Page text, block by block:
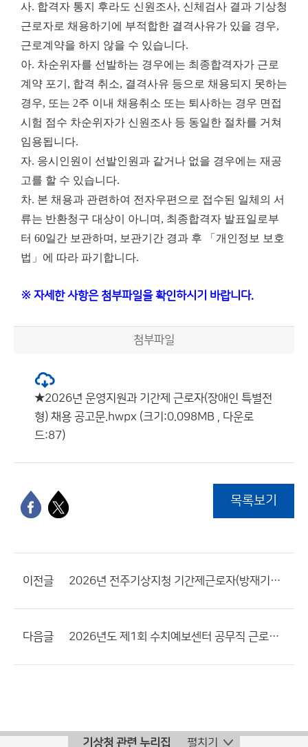
사. 합격자 통지 후라도 신원조사, 신체검사 결과 기상청
근로자로 채용하기에 부적합한 결격사유가 있을 경우,
근로계약을 하지 않을 수 있습니다.
아. 차순위자를 선발하는 경우에는 최종합격자가 근로
계약 포기, 합격 취소, 결격사유 등으로 채용되지 못하는
경우, 또는 2주 이내 채용취소 또는 퇴사하는 경우 면접
시험 점수 차순위자가 신원조사 등 동일한 절차를 거쳐
임용됩니다.
자. 응시인원이 선발인원과 같거나 없을 경우에는 재공
고를 할 수 있습니다.
차. 본 채용과 관련하여 전자우편으로 접수된 일체의 서
류는 반환청구 대상이 아니며, 최종합격자 발표일로부
터 60일간 보관하며, 보관기간 경과 후 「개인정보 보호
법」에 따라 파기합니다.
※ 자세한 사항은 첨부파일을 확인하시기 바랍니다.
첨부파일
★2026년 운영지원과 기간제 근로자(장애인 특별전
형) 채용 공고문.hwpx (크기:0.098MB , 다운로
드:87)
목록보기
이전글 2026년 전주기상지청 기간제근로자(방재기상지원관) 채용 최종합격자 공고
다음글 2026년도 제1회 수치예보센터 공무직 근로자 채용 최종합격자 및 제출서류 안내 공고
기상청 관련 누리집 펼치기